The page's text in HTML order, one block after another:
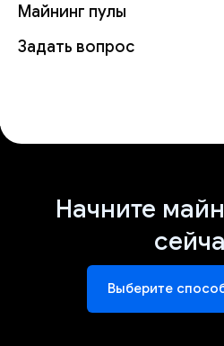
Майнинг пулы
Задать вопрос
Начните
Выберите